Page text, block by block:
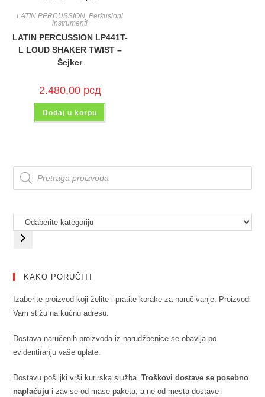
LATIN PERCUSSION,Perkusioni
instrumenti
LATIN PERCUSSION LP441T-
L LOUD SHAKER TWIST –
Šejker
2.480,00 рсд
Dodaj u korpu
KAKO PORUČITI
Izaberite proizvod koji želite i pratite korake za naručivanje. Proizvodi
Vam stižu na kućnu adresu.
Dostava naručenih proizvoda iz narudžbenice se obavlja po
evidentiranju vaše uplate.
Dostavu pošiljki vrši kurirska služba.Troškovi dostave se posebno
naplaćuju i zavise od mase paketa, a ne od mesta dostave i